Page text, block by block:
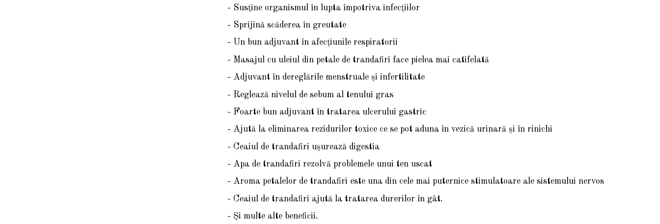
- Susţine organismul în lupta împotriva infecţiilor
- Sprijină scăderea în greutate
- Un bun adjuvant în afecţiunile respiratorii
- Masajul cu uleiul din petale de trandafiri face pielea mai catifelată
- Adjuvant în dereglările menstruale şi infertilitate
- Reglează nivelul de sebum al tenului gras
- Foarte bun adjuvant în tratarea ulcerului gastric
- Ajută la eliminarea rezidurilor toxice ce se pot aduna în vezică urinară şi în rinichi
- Ceaiul de trandafiri uşurează digestia
- Apa de trandafiri rezolvă problemele unui ten uscat
- Aroma petalelor de trandafiri este una din cele mai puternice stimulatoare ale sistemului nervos
- Ceaiul de trandafiri ajută la tratarea durerilor în gât.
- Şi multe alte beneficii.